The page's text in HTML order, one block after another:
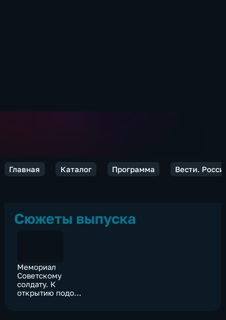
Главная Каталог Программа Вести.
Сюжеты выпуска
Мемориал
Советскому
солдату. К
открытию подо